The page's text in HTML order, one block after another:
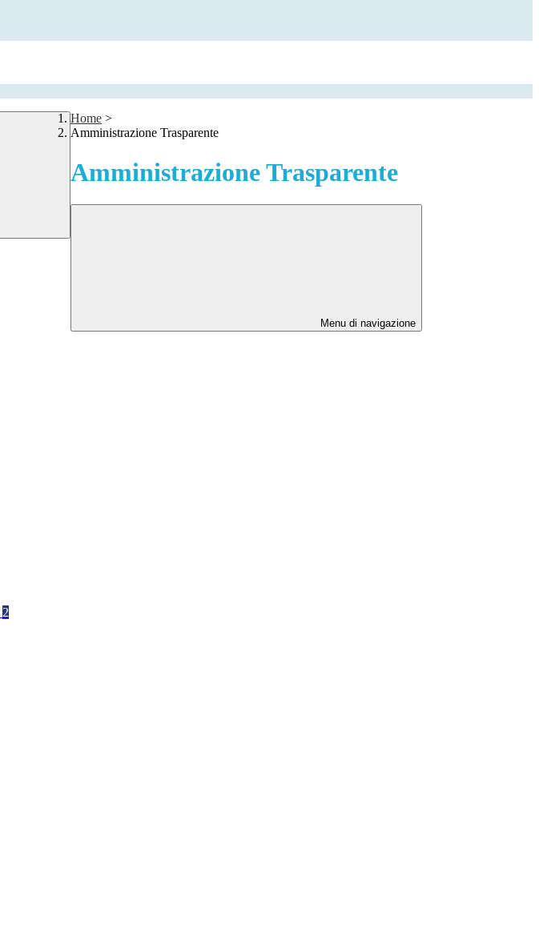
Home >
Amministrazione Trasparente
Amministrazione Trasparente
Menu di navigazione
2